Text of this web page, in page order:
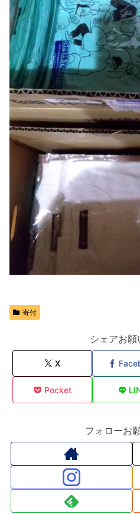
寄付
シェアお願
X
Pocket
フォローお